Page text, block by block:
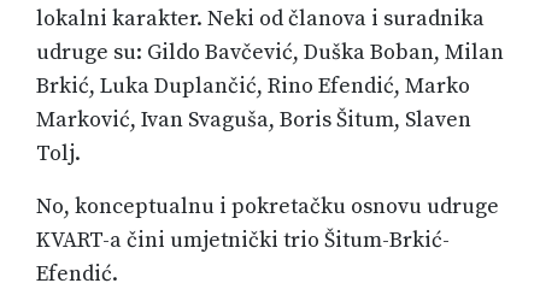
lokalni karakter. Neki od članova i suradnika
udruge su: Gildo Bavčević, Duška Boban, Milan
Brkić, Luka Duplančić, Rino Efendić, Marko
Marković, Ivan Svaguša, Boris Šitum, Slaven
Tolj.
No, konceptualnu i pokretačku osnovu udruge
KVART-a čini umjetnički trio Šitum-Brkić-
Efendić.